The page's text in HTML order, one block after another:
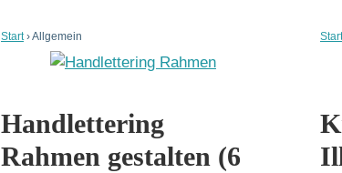
Start›Allgemein
Handlettering
Rahmen gestalten (6
Start